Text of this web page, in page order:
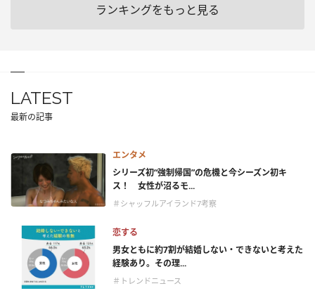
ランキングをもっと見る
LATEST
最新の記事
エンタメ
シリーズ初“強制帰国”の危機と今シーズン初キ
ス！ 女性が沼るモ...
＃シャッフルアイランド7考察
恋する
男女ともに約7割が結婚しない・できないと考えた
経験あり。その理...
＃トレンドニュース